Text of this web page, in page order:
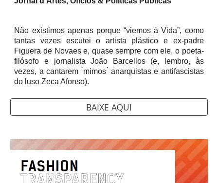
Não existimos apenas porque “viemos à Vida”, como
tantas vezes escutei o artista plástico e ex-padre
Figuera de Novaes e, quase sempre com ele, o poeta-
filósofo e jornalista João Barcellos (e, lembro, às
vezes, a cantarem ́mimos ́ anarquistas e antifascistas
do luso Zeca Afonso).
BAIXE AQUI